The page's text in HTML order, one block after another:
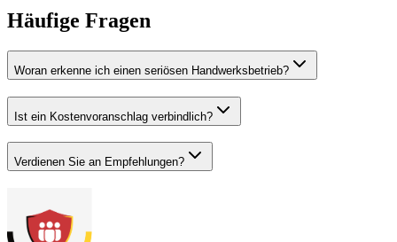
Häufige Fragen
Woran erkenne ich einen seriösen Handwerksbetrieb?
Ist ein Kostenvoranschlag verbindlich?
Verdienen Sie an Empfehlungen?